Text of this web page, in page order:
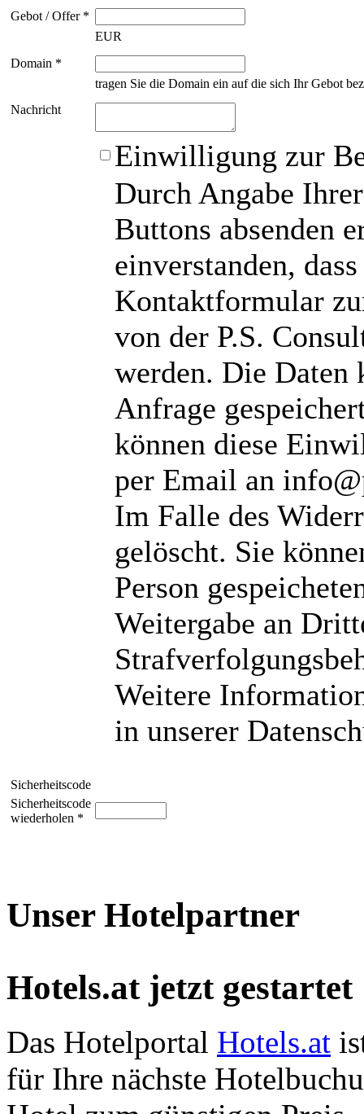
Gebot / Offer *
EUR
Domain *
tragen Sie die Domain ein auf die sich Ihr Gebot
Nachricht
Einwilligung zur
Durch Angabe
Buttons absenden
einverstanden,
Kontaktformular
von der P.S.
werden. Die Daten
Anfrage
können diese
per Email an
Im Falle des
gelöscht. Sie
Person
Weitergabe an
Weitere
in unserer
Sicherheitscode
Sicherheitscode
wiederholen *
Unser Hotelpartner
Hotels.at jetzt gestartet
Das Hotelportal Hotels.at
für Ihre nächste